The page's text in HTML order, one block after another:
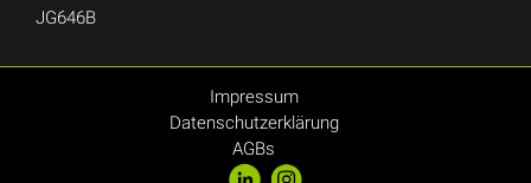
JG646B
Impressum
Datenschutzerklärung
AGBs